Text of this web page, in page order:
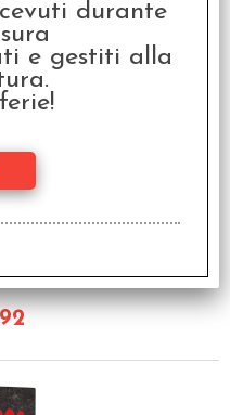
al
SCONTO 20%
durante
e gestiti alla